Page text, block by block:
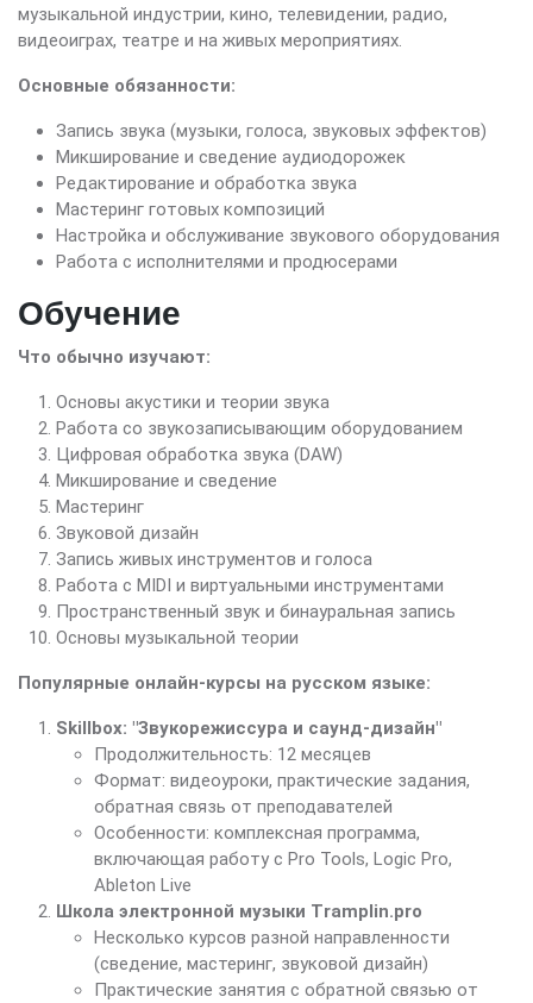
музыкальной индустрии, кино, телевидении, радио,
видеоиграх, театре и на живых мероприятиях.
Основные обязанности:
Запись звука (музыки, голоса, звуковых эффектов)
Микширование и сведение аудиодорожек
Редактирование и обработка звука
Мастеринг готовых композиций
Настройка и обслуживание звукового оборудования
Работа с исполнителями и продюсерами
Обучение
Что обычно изучают:
Основы акустики и теории звука
Работа со звукозаписывающим оборудованием
Цифровая обработка звука (DAW)
Микширование и сведение
Мастеринг
Звуковой дизайн
Запись живых инструментов и голоса
Работа с MIDI и виртуальными инструментами
Пространственный звук и бинауральная запись
Основы музыкальной теории
Популярные онлайн-курсы на русском языке:
Skillbox: "Звукорежиссура и саунд-дизайн"
Продолжительность: 12 месяцев
Формат: видеоуроки, практические задания,
обратная связь от преподавателей
Особенности: комплексная программа,
включающая работу с Pro Tools, Logic Pro,
Ableton Live
Школа электронной музыки Tramplin.pro
Несколько курсов разной направленности
(сведение, мастеринг, звуковой дизайн)
Практические занятия с обратной связью от